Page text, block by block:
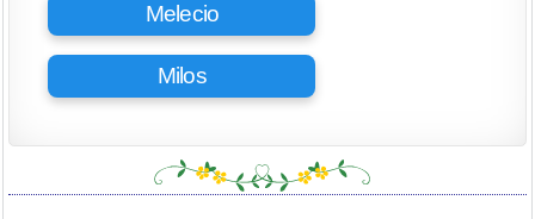
Melecio
Milos